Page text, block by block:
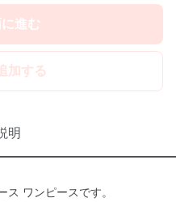
に進む
加する
明
ス ワンピースです。